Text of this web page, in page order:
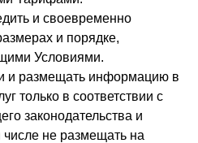
и своевременно
и порядке,
Условиями.
и размещать информацию в
только в соответствии с
законодательства и
не размещать на